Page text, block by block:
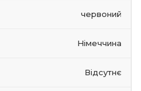
червоний
Німеччина
Відсутнє